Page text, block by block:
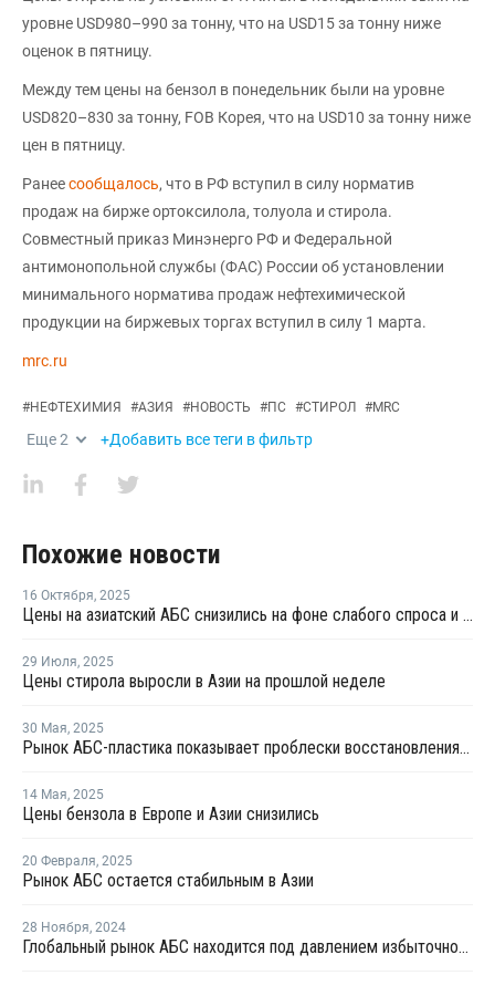
уровне USD980–990 за тонну, что на USD15 за тонну ниже
оценок в пятницу.
Между тем цены на бензол в понедельник были на уровне
USD820–830 за тонну, FOB Корея, что на USD10 за тонну ниже
цен в пятницу.
Ранеесообщалось, что в РФ вступил в силу норматив
продаж на бирже ортоксилола, толуола и стирола.
Совместный приказ Минэнерго РФ и Федеральной
антимонопольной службы (ФАС) России об установлении
минимального норматива продаж нефтехимической
продукции на биржевых торгах вступил в силу 1 марта.
mrc.ru
#НЕФТЕХИМИЯ #АЗИЯ #НОВОСТЬ #ПС #СТИРОЛ #MRC
Еще2 +Добавить все теги в фильтр
Похожие новости
16 Октября, 2025
Цены на азиатский АБС снизились на фоне слабого спроса и больших запасов
29 Июля, 2025
Цены стирола выросли в Азии на прошлой неделе
30 Мая, 2025
Рынок АБС-пластика показывает проблески восстановления на фоне избыточного предложения
14 Мая, 2025
Цены бензола в Европе и Азии снизились
20 Февраля, 2025
Рынок АБС остается стабильным в Азии
28 Ноября, 2024
Глобальный рынок АБС находится под давлением избыточного предложения и слабого спроса